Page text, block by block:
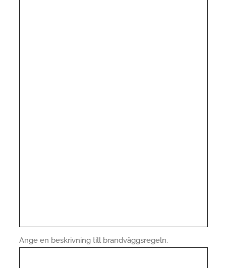
Ange en beskrivning till brandväggsregeln.